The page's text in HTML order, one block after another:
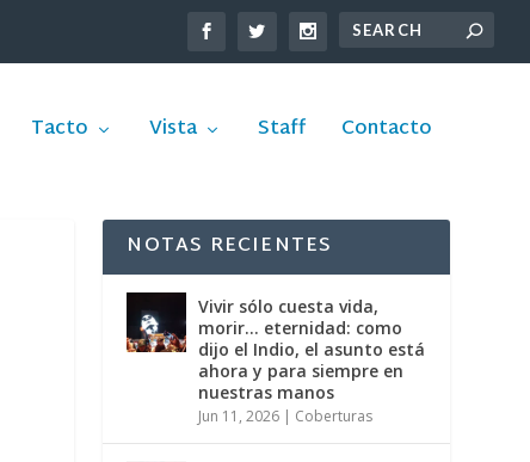
Tacto Vista Staff Contacto
NOTAS RECIENTES
Vivir sólo cuesta vida,
morir… eternidad: como
dijo el Indio, el asunto está
ahora y para siempre en
nuestras manos
Jun 11, 2026 | Coberturas